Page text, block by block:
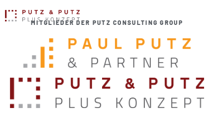
MITGLIEDER DER PUTZ CONSULTING GROUP